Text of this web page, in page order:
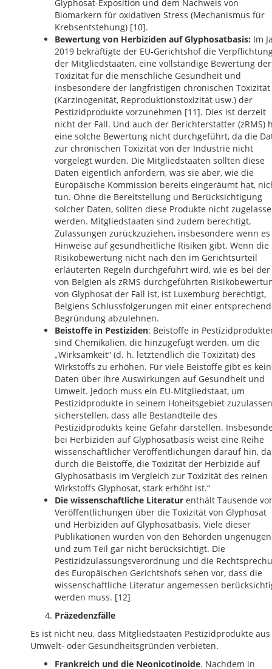
Glyphosat-Exposition und dem Nachweis von
Biomarkern für oxidativen Stress (Mechanismus für
Krebsentstehung) [10].
Bewertung von Herbiziden auf Glyphosatbasis: Im
2019 bekräftigte der EU-Gerichtshof die
der Mitgliedstaaten, eine vollständige Bewertung der
Toxizität für die menschliche Gesundheit und
insbesondere der langfristigen chronischen Toxizität
(Karzinogenität, Reproduktionstoxizität usw.) der
Pestizidprodukte vorzunehmen [11]. Dies ist derzeit
nicht der Fall. Und auch der Berichterstatter (zRMS)
eine solche Bewertung nicht durchgeführt, da die
zur chronischen Toxizität von der Industrie nicht
vorgelegt wurden. Die Mitgliedstaaten sollten diese
Daten eigentlich anfordern, was sie aber, wie die
Europäische Kommission bereits eingeräumt hat,
tun. Ohne die Bereitstellung und Berücksichtigung
solcher Daten, sollten diese Produkte nicht
werden. Mitgliedstaaten sind zudem berechtigt,
Zulassungen zurückzuziehen, insbesondere wenn es
Hinweise auf gesundheitliche Risiken gibt. Wenn die
Risikobewertung nicht nach den im Gerichtsurteil
erläuterten Regeln durchgeführt wird, wie es bei der
von Belgien als zRMS durchgeführten
von Glyphosat der Fall ist, ist Luxemburg berechtigt,
Belgiens Schlussfolgerungen mit einer
Begründung abzulehnen.
Beistoffe in Pestiziden: Beistoffe in
sind Chemikalien, die hinzugefügt werden, um die
„Wirksamkeit“ (d. h. letztendlich die Toxizität) des
Wirkstoffs zu erhöhen. Für viele Beistoffe gibt es
Daten über ihre Auswirkungen auf Gesundheit und
Umwelt. Jedoch muss ein EU-Mitgliedstaat, um
Pestizidprodukte in seinem Hoheitsgebiet
sicherstellen, dass alle Bestandteile des
Pestizidprodukts keine Gefahr darstellen.
bei Herbiziden auf Glyphosatbasis weist eine Reihe
wissenschaftlicher Veröffentlichungen darauf hin,
durch die Beistoffe, die Toxizität der Herbizide auf
Glyphosatbasis im Vergleich zur Toxizität des reinen
Wirkstoffs Glyphosat, stark erhöht ist.“
Die wissenschaftliche Literatur enthält Tausende
Veröffentlichungen über die Toxizität von Glyphosat
und Herbiziden auf Glyphosatbasis. Viele dieser
Publikationen wurden von den Behörden
und zum Teil gar nicht berücksichtigt. Die
Pestizidzulassungsverordnung und die
des Europäischen Gerichtshofs sehen vor, dass die
wissenschaftliche Literatur angemessen
werden muss. [12]
Präzedenzfälle
Es ist nicht neu, dass Mitgliedstaaten Pestizidprodukte aus
Umwelt- oder Gesundheitsgründen verbieten.
Frankreich und die Neonicotinoide. Nachdem in